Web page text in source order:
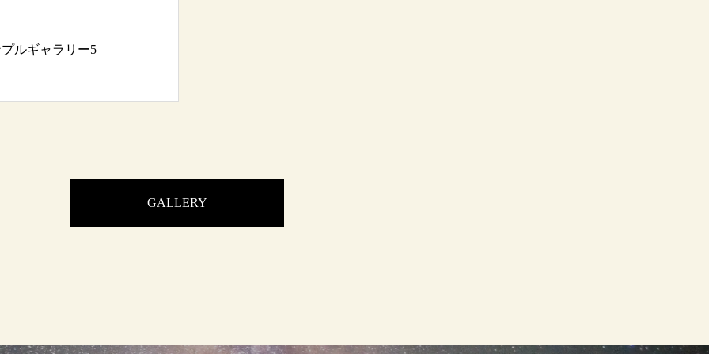
ルギャラリー5
GALLERY